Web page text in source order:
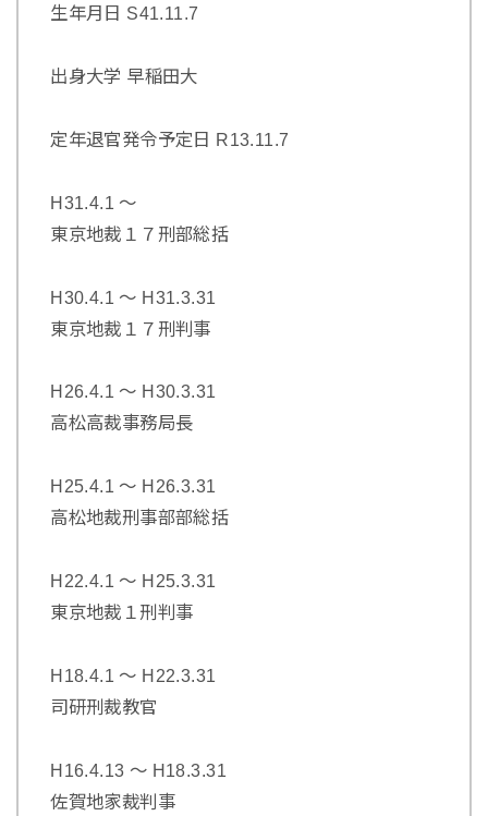
生年月日 S41.11.7
出身大学 早稲田大
定年退官発令予定日 R13.11.7
H31.4.1 ～
東京地裁１７刑部総括
H30.4.1 ～ H31.3.31
東京地裁１７刑判事
H26.4.1 ～ H30.3.31
高松高裁事務局長
H25.4.1 ～ H26.3.31
高松地裁刑事部部総括
H22.4.1 ～ H25.3.31
東京地裁１刑判事
H18.4.1 ～ H22.3.31
司研刑裁教官
H16.4.13 ～ H18.3.31
佐賀地家裁判事